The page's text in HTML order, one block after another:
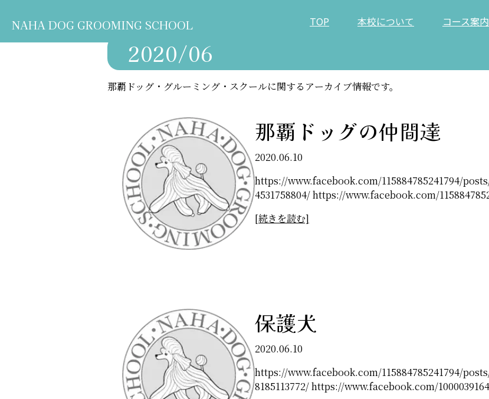
TOP 本校について コース案内
NAHA DOG GROOMING SCHOOL
2020/06
那覇ドッグ・グルーミング・スクールに関するアーカイブ情報です。
那覇ドッグの仲間達
2020.06.10
https://www.facebook.com/115884785241794/
4531758804/ https://www.facebook.com/
[続きを読む]
保護犬
2020.06.10
https://www.facebook.com/115884785241794/
8185113772/ https://www.facebook.com/